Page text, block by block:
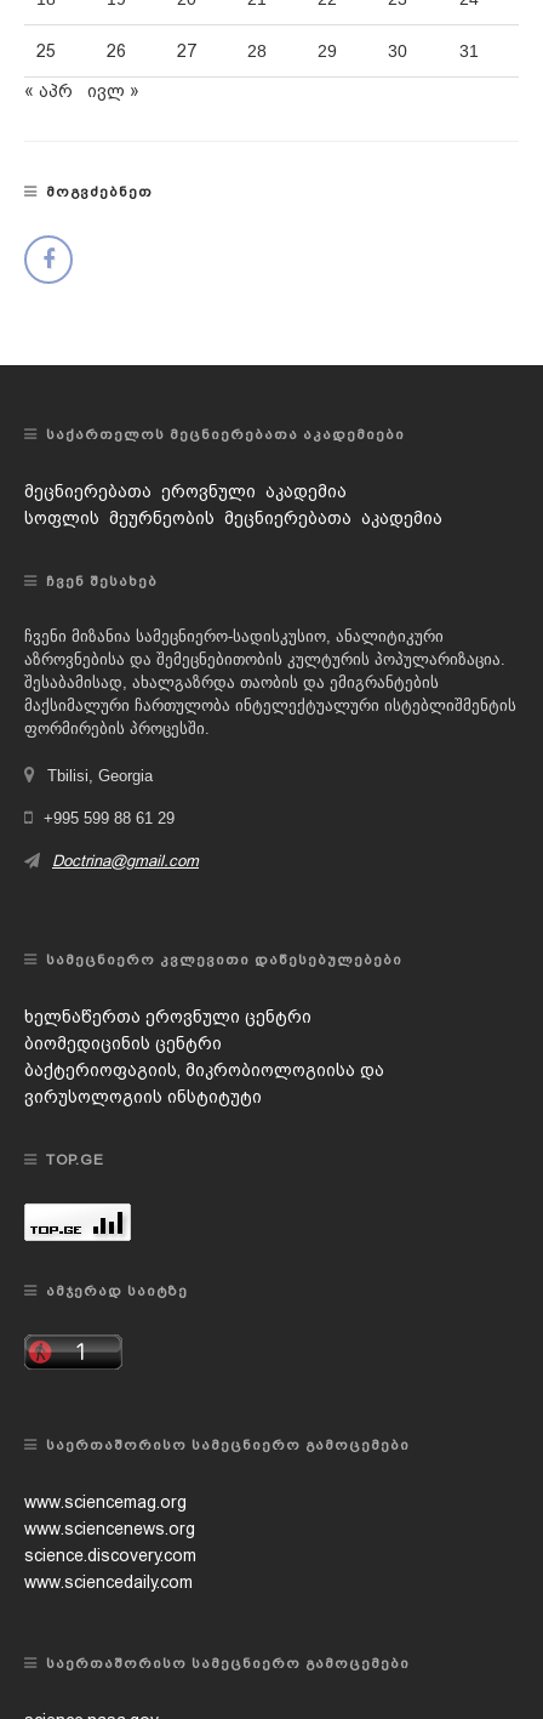
25 26 27 28 29 30 31
« აპრ ივლ »
ᲛᲝᲒᲕᲫᲔᲑᲜᲔᲗ
ᲡᲐᲥᲐᲠᲗᲔᲚᲝᲡ ᲛᲔᲪᲜᲘᲔᲠᲔᲑᲐᲗᲐ ᲐᲙᲐᲓᲔᲛᲘᲔᲑᲘ
მეცნიერებათა ეროვნული აკადემია
სოფლის მეურნეობის მეცნიერებათა აკადემია
ᲩᲕᲔᲜ ᲨᲔᲡᲐᲮᲔᲑ
ჩვენი მიზანია სამეცნიერო-სადისკუსიო, ანალიტიკური
აზროვნებისა და შემეცნებითობის კულტურის პოპულარიზაცია.
შესაბამისად, ახალგაზრდა თაობის და ემიგრანტების
მაქსიმალური ჩართულობა ინტელექტუალური ისტებლიშმენტის
ფორმირების პროცესში.
Tbilisi, Georgia
+995 599 88 61 29
Doctrina@gmail.com
ᲡᲐᲛᲔᲪᲜᲘᲔᲠᲝ ᲙᲕᲚᲔᲕᲘᲗᲘ ᲓᲐᲬᲔᲡᲔᲑᲣᲚᲔᲑᲔᲑᲘ
ხელნაწერთა ეროვნული ცენტრი
ბიომედიცინის ცენტრი
ბაქტერიოფაგიის, მიკრობიოლოგიისა და
ვირუსოლოგიის ინსტიტუტი
TOP.GE
ᲐᲛᲯᲔᲠᲐᲓ ᲡᲐᲘᲢᲖᲔ
ᲡᲐᲔᲠᲗᲐᲨᲝᲠᲘᲡᲝ ᲡᲐᲛᲔᲪᲜᲘᲔᲠᲝ ᲒᲐᲛᲝᲪᲔᲛᲔᲑᲘ
www.sciencemag.org
www.sciencenews.org
science.discovery.com
www.sciencedaily.com
ᲡᲐᲔᲠᲗᲐᲨᲝᲠᲘᲡᲝ ᲡᲐᲛᲔᲪᲜᲘᲔᲠᲝ ᲒᲐᲛᲝᲪᲔᲛᲔᲑᲘ